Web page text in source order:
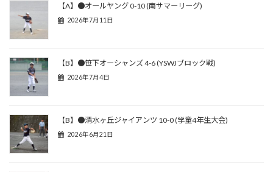
【A】●オールヤング 0-10 (南サマーリーグ)
2026年7月11日
【B】●笹下オーシャンズ 4-6 (YSWJブロック戦)
2026年7月4日
【B】●清水ヶ丘ジャイアンツ 10-0 (学童4年生大会)
2026年6月21日